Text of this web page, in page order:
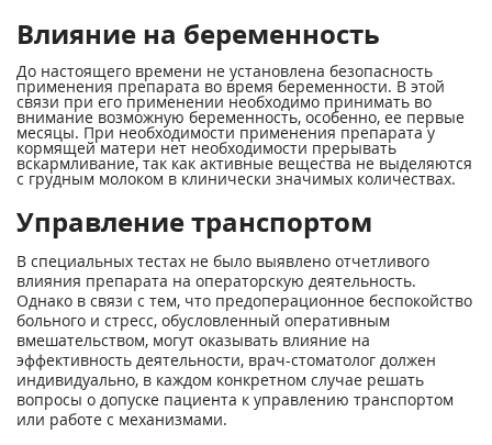
Влияние на беременность
До настоящего времени не установлена безопасность
применения препарата во время беременности. В этой
связи при его применении необходимо принимать во
внимание возможную беременность, особенно, ее первые
месяцы. При необходимости применения препарата у
кормящей матери нет необходимости прерывать
вскармливание, так как активные вещества не выделяются
с грудным молоком в клинически значимых количествах.
Управление транспортом
В специальных тестах не было выявлено отчетливого
влияния препарата на операторскую деятельность.
Однако в связи с тем, что предоперационное беспокойство
больного и стресс, обусловленный оперативным
вмешательством, могут оказывать влияние на
эффективность деятельности, врач-стоматолог должен
индивидуально, в каждом конкретном случае решать
вопросы о допуске пациента к управлению транспортом
или работе с механизмами.